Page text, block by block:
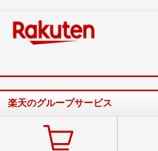
楽天のグループサービス